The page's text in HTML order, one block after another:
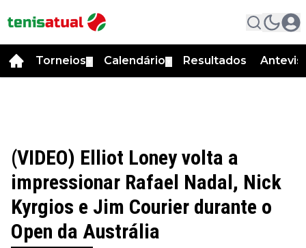
Torneios Calendário Resultados
(VIDEO) Elliot Loney volta a
impressionar Rafael Nadal, Nick
Kyrgios e Jim Courier durante o
Open da Austrália